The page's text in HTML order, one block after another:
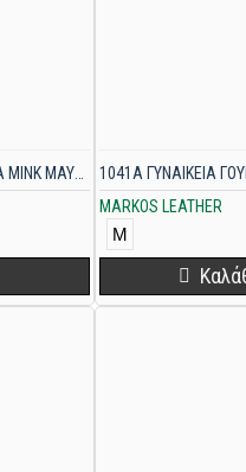
MARKOS LEATHER
M